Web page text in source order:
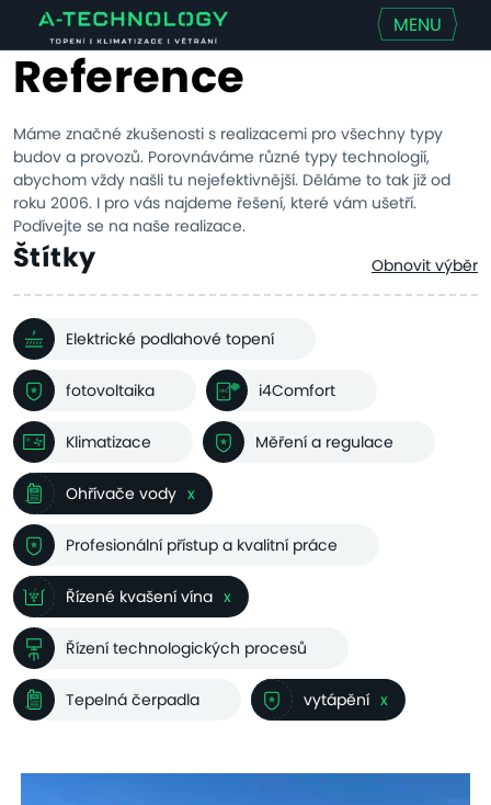
MENU
Reference
Máme značné zkušenosti s realizacemi pro všechny typy
budov a provozů. Porovnáváme různé typy technologií,
abychom vždy našli tu nejefektivnější. Děláme to tak již od
roku 2006. I pro vás najdeme řešení, které vám ušetří.
Podívejte se na naše realizace.
Štítky Obnovit výběr
Elektrické podlahové topení
fotovoltaika i4Comfort
Klimatizace Měření a regulace
Ohřívače vody x
Profesionální přístup a kvalitní práce
Řízené kvašení vína x
Řízení technologických procesů
Tepelná čerpadla vytápění x